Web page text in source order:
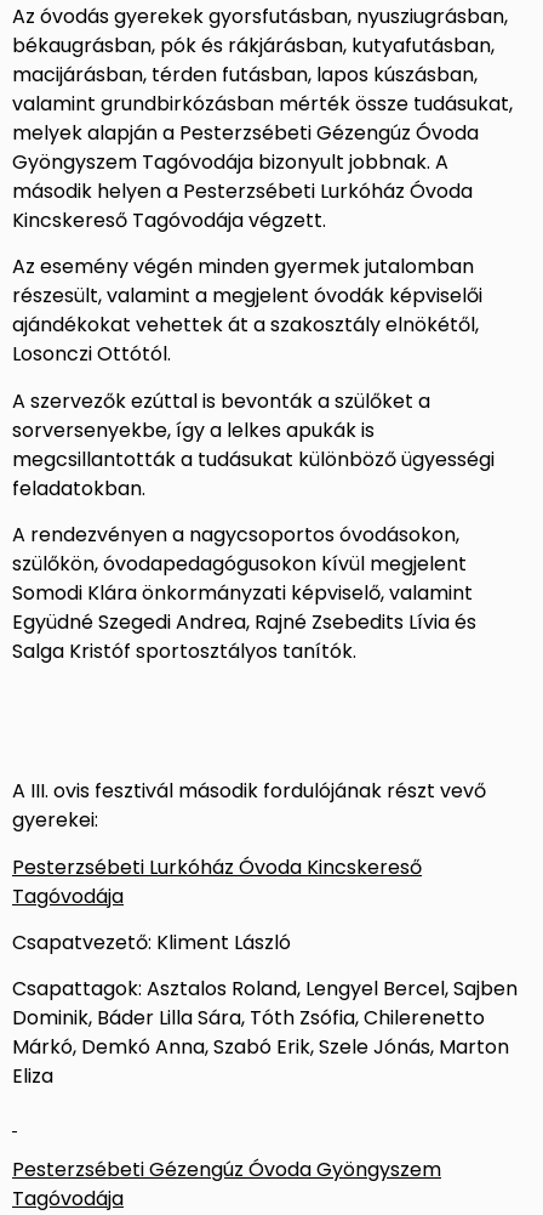
Az óvodás gyerekek gyorsfutásban, nyusziugrásban,
békaugrásban, pók és rákjárásban, kutyafutásban,
macijárásban, térden futásban, lapos kúszásban,
valamint grundbirkózásban mérték össze tudásukat,
melyek alapján a Pesterzsébeti Gézengúz Óvoda
Gyöngyszem Tagóvodája bizonyult jobbnak. A
második helyen a Pesterzsébeti Lurkóház Óvoda
Kincskereső Tagóvodája végzett.
Az esemény végén minden gyermek jutalomban
részesült, valamint a megjelent óvodák képviselői
ajándékokat vehettek át a szakosztály elnökétől,
Losonczi Ottótól.
A szervezők ezúttal is bevonták a szülőket a
sorversenyekbe, így a lelkes apukák is
megcsillantották a tudásukat különböző ügyességi
feladatokban.
A rendezvényen a nagycsoportos óvodásokon,
szülőkön, óvodapedagógusokon kívül megjelent
Somodi Klára önkormányzati képviselő, valamint
Együdné Szegedi Andrea, Rajné Zsebedits Lívia és
Salga Kristóf sportosztályos tanítók.
A III. ovis fesztivál második fordulójának részt vevő
gyerekei:
Pesterzsébeti Lurkóház Óvoda Kincskereső
Tagóvodája
Csapatvezető: Kliment László
Csapattagok: Asztalos Roland, Lengyel Bercel, Sajben
Dominik, Báder Lilla Sára, Tóth Zsófia, Chilerenetto
Márkó, Demkó Anna, Szabó Erik, Szele Jónás, Marton
Eliza
Pesterzsébeti Gézengúz Óvoda Gyöngyszem
Tagóvodája